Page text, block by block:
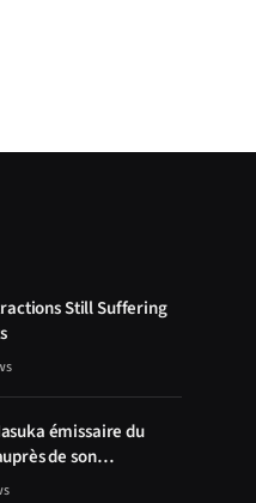
Still Suffering
émissaire du
de son
la